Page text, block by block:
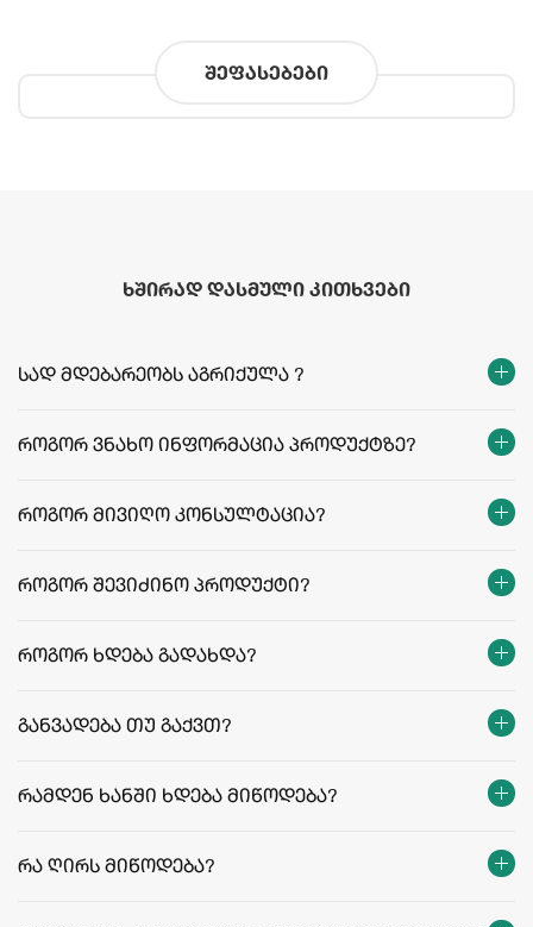
შეფასებები
ხშირად დასმული კითხვები
სად მდებარეობს აგრიქულა ?
როგორ ვნახო ინფორმაცია პროდუქტზე?
როგორ მივიღო კონსულტაცია?
როგორ შევიძინო პროდუქტი?
როგორ ხდება გადახდა?
განვადება თუ გაქვთ?
რამდენ ხანში ხდება მიწოდება?
რეგიონები:
რა ღირს მიწოდება?